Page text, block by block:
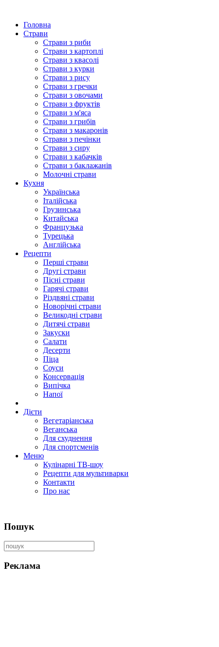
Головна
Страви
Страви з риби
Страви з картоплі
Страви з квасолі
Страви з курки
Страви з рису
Страви з гречки
Страви з овочами
Страви з фруктів
Страви з м'яса
Страви з грибів
Страви з макаронів
Страви з печінки
Страви з сиру
Страви з кабачків
Страви з баклажанів
Молочні страви
Кухня
Українська
Італійська
Грузинська
Китайська
Французька
Турецька
Англійська
Рецепти
Перші страви
Другі страви
Пісні страви
Гарячі страви
Різдвяні страви
Новорічні страви
Великодні страви
Дитячі страви
Закуски
Салати
Десерти
Піца
Соуси
Консервація
Випічка
Напої
Дієти
Вегетаріанська
Веганська
Для схуднення
Для спортсменів
Меню
Кулінарні ТВ-шоу
Рецепти для мультиварки
Контакти
Про нас
Пошук
Реклама